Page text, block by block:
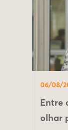
06/08/
Entre
olhar